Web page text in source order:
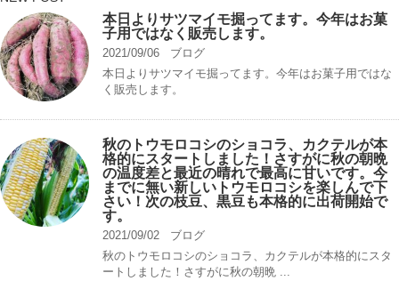
本日よりサツマイモ掘ってます。今年はお菓
子用ではなく販売します。
2021/09/06
ブログ
本日よりサツマイモ掘ってます。今年はお菓子用ではな
く販売します。
秋のトウモロコシのショコラ、カクテルが本
格的にスタートしました！さすがに秋の朝晩
の温度差と最近の晴れで最高に甘いです。今
までに無い新しいトウモロコシを楽しんで下
さい！次の枝豆、黒豆も本格的に出荷開始で
す。
2021/09/02
ブログ
秋のトウモロコシのショコラ、カクテルが本格的にスタ
ートしました！さすがに秋の朝晩 ...